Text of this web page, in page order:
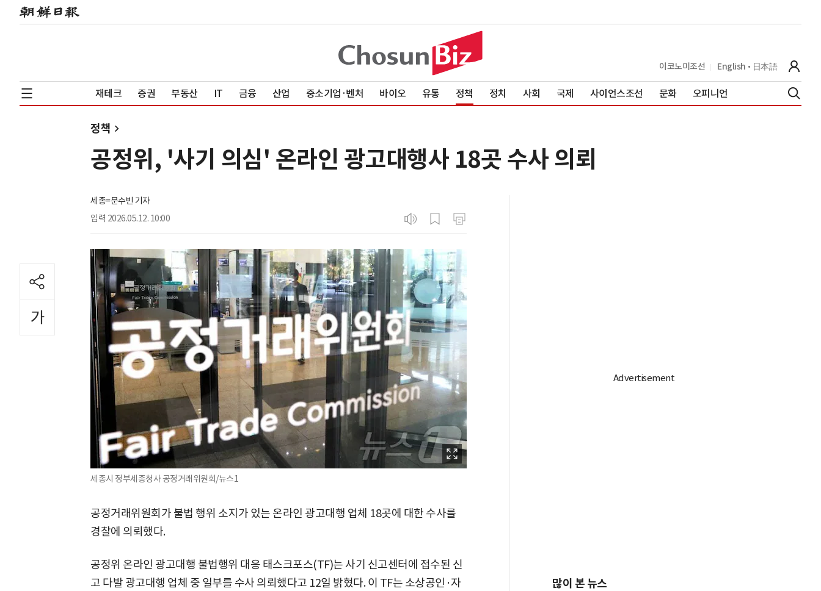
이코노미조선 English 日本語
재테크 증권 부동산 IT 금융 산업 중소기업·벤처 바이오 유통 정책 정치 사회 국제 사이언스조선 문화 오피니언
정책
공정위, '사기 의심' 온라인 광고대행사 18곳 수사 의뢰
세종=문수빈 기자
입력 2026.05.12. 10:00
세종시 정부세종청사 공정거래위원회/뉴스1
공정거래위원회가 불법 행위 소지가 있는 온라인 광고대행 업체 18곳에 대한 수사를
경찰에 의뢰했다.
공정위 온라인 광고대행 불법행위 대응 태스크포스(TF)는 사기 신고센터에 접수된 신
고 다발 광고대행 업체 중 일부를 수사 의뢰했다고 12일 밝혔다. 이 TF는 소상공인·자
많이 본 뉴스